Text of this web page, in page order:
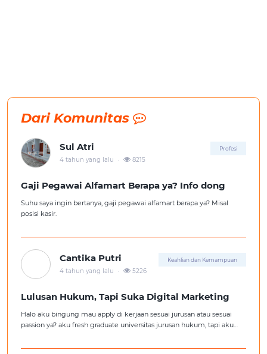
Dari Komunitas
Sul Atri Profesi
4 tahun yang lalu 8215
Gaji Pegawai Alfamart Berapa ya? Info dong
Suhu saya ingin bertanya, gaji pegawai alfamart berapa ya? Misal
posisi kasir.
Cantika Putri Keahlian dan Kemampuan
4 tahun yang lalu 5226
Lulusan Hukum, Tapi Suka Digital Marketing
Halo aku bingung mau apply di kerjaan sesuai jurusan atau sesuai
passion ya? aku fresh graduate universitas jurusan hukum, tapi aku
aku ambil kerjaan sesuai jurusan.